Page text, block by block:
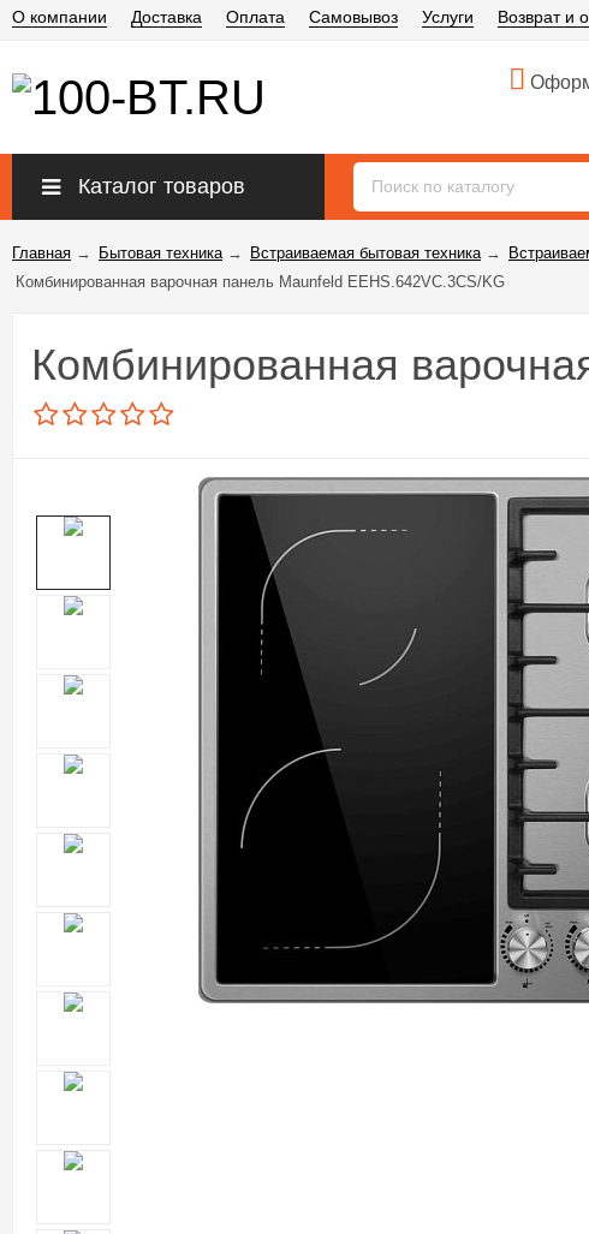
О компании Доставка Оплата Самовывоз Услуги Возврат и
Каталог товаров
Главная → Бытовая техника→ Встраиваемая бытовая техника→
Комбинированная варочная панель Maunfeld EEHS.642VC.3CS/KG
Комбинированная